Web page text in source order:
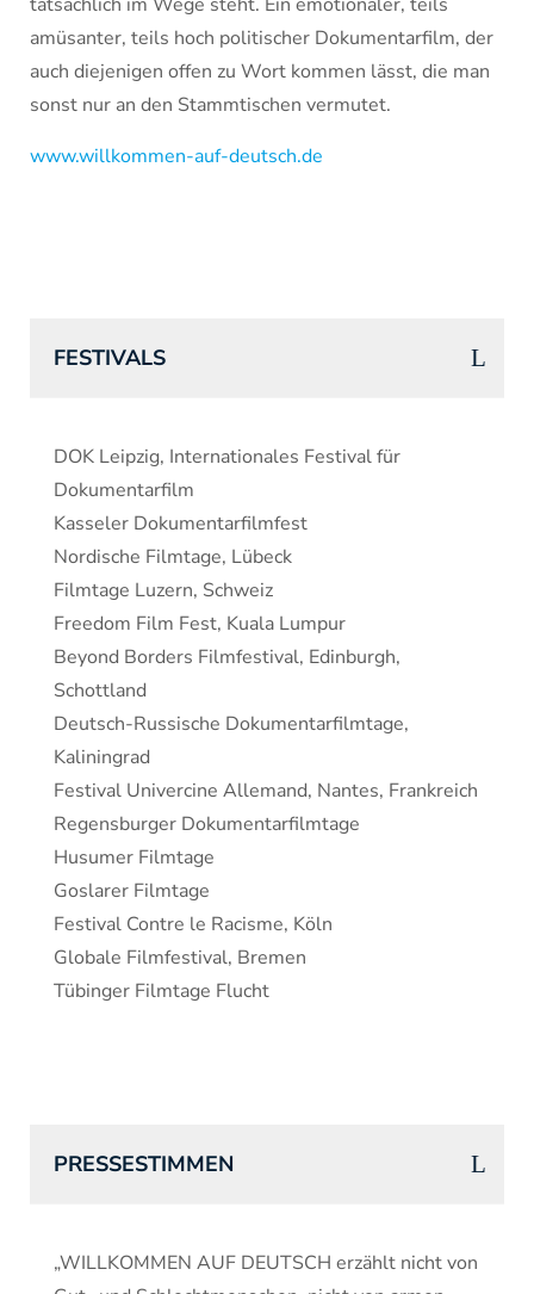
amüsanter, teils hoch politischer Dokumentarfilm, der
auch diejenigen offen zu Wort kommen lässt, die man
sonst nur an den Stammtischen vermutet.
www.willkommen-auf-deutsch.de
FESTIVALS
DOK Leipzig, Internationales Festival für
Dokumentarfilm
Kasseler Dokumentarfilmfest
Nordische Filmtage, Lübeck
Filmtage Luzern, Schweiz
Freedom Film Fest, Kuala Lumpur
Beyond Borders Filmfestival, Edinburgh,
Schottland
Deutsch-Russische Dokumentarfilmtage,
Kaliningrad
Festival Univercine Allemand, Nantes, Frankreich
Regensburger Dokumentarfilmtage
Husumer Filmtage
Goslarer Filmtage
Festival Contre le Racisme, Köln
Globale Filmfestival, Bremen
Tübinger Filmtage Flucht
PRESSESTIMMEN
„WILLKOMMEN AUF DEUTSCH erzählt nicht von